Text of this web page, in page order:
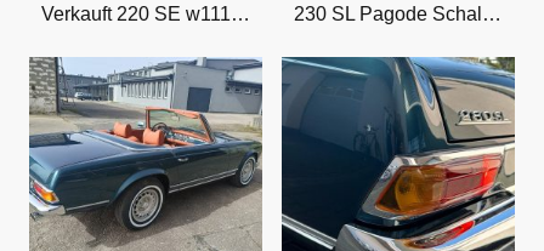
Verkauft 220 SE w111 Cabrio Schalter 230 SL Pagode Schalt. Verkauft